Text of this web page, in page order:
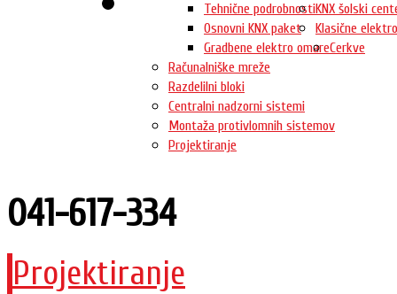
Tehnične podrobnosti
Osnovni KNX paket
KNX šolski
Klasične
Gradbene elektro omareCerkve
Računalniške mreže
Razdelilni bloki
Centralni nadzorni sistemi
Montaža protivlomnih sistemov
Projektiranje
041-617-334
Projektiranje